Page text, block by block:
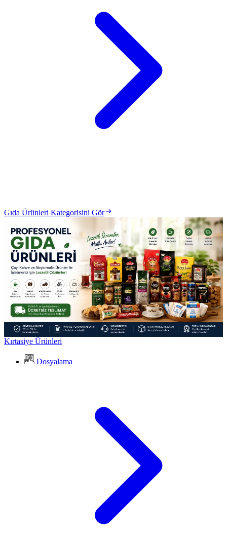
Gıda Ürünleri Kategorisini Gör
Kırtasiye Ürünleri
Dosyalama